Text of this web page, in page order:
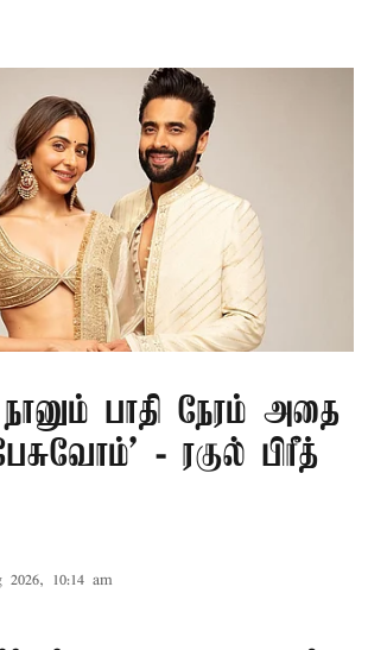
பாதி நேரம் அதை
- ரகுல் பிரீத்
2026, 10:14 am